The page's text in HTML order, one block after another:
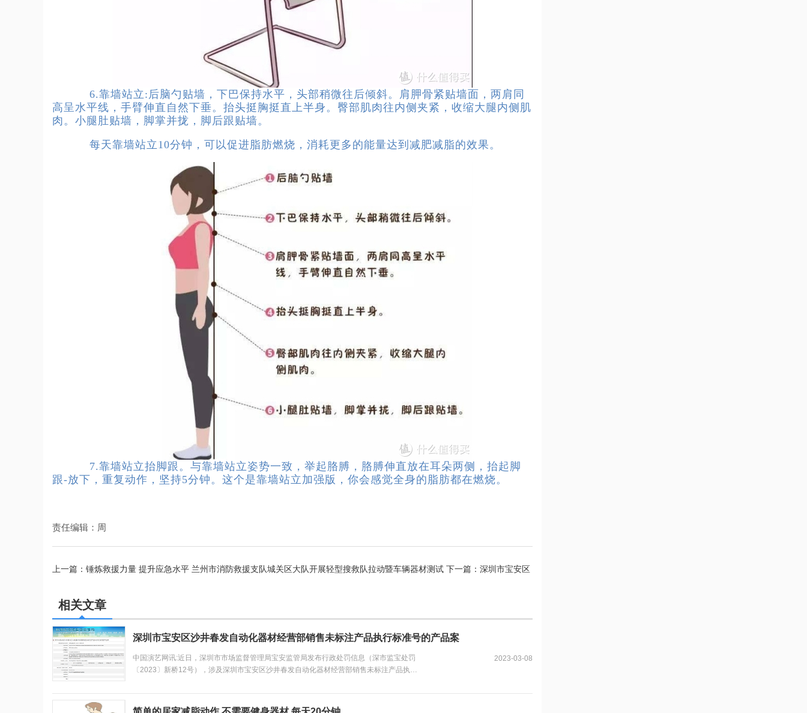
6.靠墙站立:后脑勺贴墙，下巴保持水平，头部稍微往后倾斜。肩胛骨紧贴墙面，两肩同
高呈水平线，手臂伸直自然下垂。抬头挺胸挺直上半身。臀部肌肉往内侧夹紧，收缩大腿内侧肌
肉。小腿肚贴墙，脚掌并拢，脚后跟贴墙。
每天靠墙站立10分钟，可以促进脂肪燃烧，消耗更多的能量达到减肥减脂的效果。
7.靠墙站立抬脚跟。与靠墙站立姿势一致，举起胳膊，胳膊伸直放在耳朵两侧，抬起脚
跟-放下，重复动作，坚持5分钟。这个是靠墙站立加强版，你会感觉全身的脂肪都在燃烧。
责任编辑：周
上一篇： 锤炼救援力量 提升应急水平 兰州市消防救援支队城关区大队开展轻型搜救队拉动暨车辆器材测试 下一篇： 深圳市宝安区
相关文章
深圳市宝安区沙井春发自动化器材经营部销售未标注产品执行标准号的产品案
中国演艺网讯:近日，深圳市市场监督管理局宝安监管局发布行政处罚信息（深市监宝处罚
〔2023〕新桥12号），涉及深圳市宝安区沙井春发自动化器材经营部销售未标注产品执行
2023-03-08